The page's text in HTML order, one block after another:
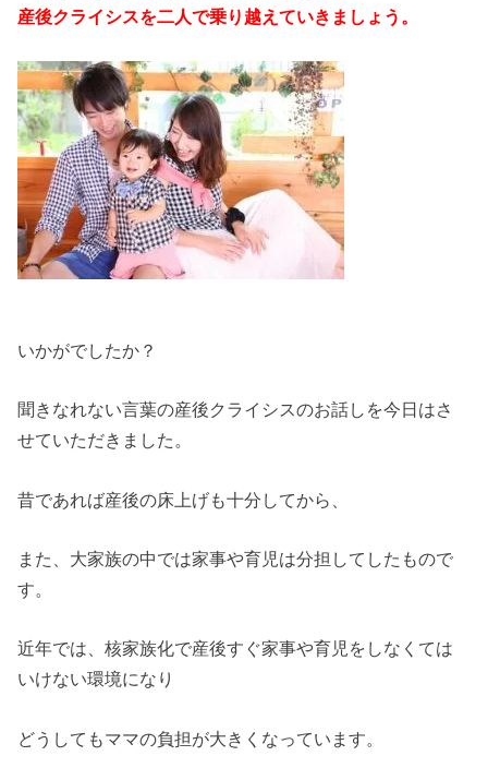
産後クライシスを二人で乗り越えていきましょう。
いかがでしたか？
聞きなれない言葉の産後クライシスのお話しを今日はさ
せていただきました。
昔であれば産後の床上げも十分してから、
また、大家族の中では家事や育児は分担してしたもので
す。
近年では、核家族化で産後すぐ家事や育児をしなくては
いけない環境になり
どうしてもママの負担が大きくなっています。